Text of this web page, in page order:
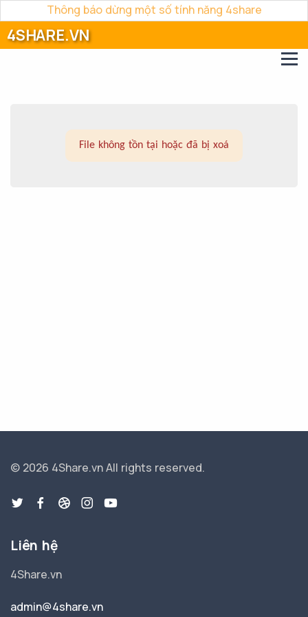
Thông báo dừng một số tính năng 4share
4SHARE.VN
File không tồn tại hoặc đã bị xoá
© 2026 4Share.vnAll rights reserved.
Liên hệ
4Share.vn
admin@4share.vn